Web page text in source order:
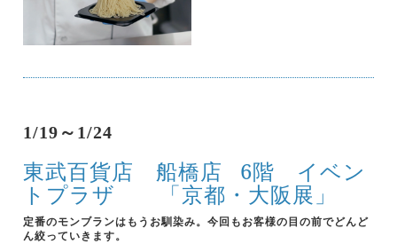
1/19～1/24
東武百貨店 船橋店 6階 イベン
トプラザ 「京都・大阪展」
定番のモンブランはもうお馴染み。今回もお客様の目の前でどんど
ん絞っていきます。